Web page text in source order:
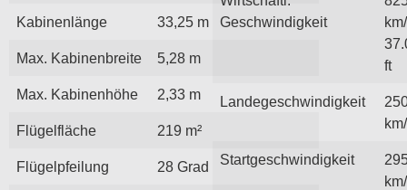
Kabinenlänge 33,25 m
Max. Kabinenbreite 5,28 m
Max. Kabinenhöhe 2,33 m
Flügelfläche 219 m²
Flügelpfeilung 28 Grad
Geschwindigkeit
ft
Landegeschwindigkeit
Startgeschwindigkeit